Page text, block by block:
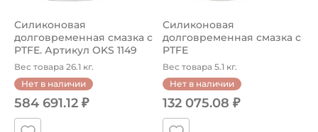
Силиконовая
долговременная смазка с
PTFE. Артикул OKS 1149
Бак, 25кг
Вес товара 26.1 кг.
Нет в наличии
584 691.12 ₽
Силиконовая
долговременная смазка с
PTFE
Вес товара 5.1 кг.
Нет в наличии
132 075.08 ₽